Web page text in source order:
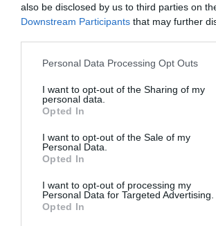
also be disclosed by us to third parties on
Downstream Participants that may further
Please note that this website/app uses one
not limited to your visit or usage behaviour.
grant or deny consent to Google and its
use your data for below specified purposes
consent section.
Personal Data Processing Opt Outs
I want to opt-out of the Sharing of my
personal data.
Opted In
I want to opt-out of the Sale of my
Personal Data.
Opted In
I want to opt-out of processing my
Personal Data for Targeted Advertising.
Opted In